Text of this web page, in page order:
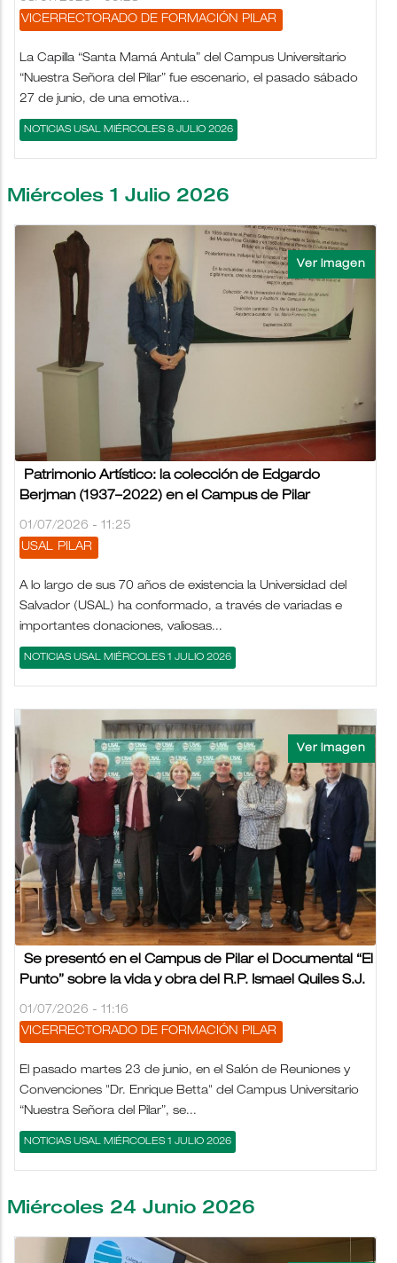
VICERRECTORADO DE FORMACIÓN PILAR
La Capilla “Santa Mamá Antula” del Campus Universitario
“Nuestra Señora del Pilar” fue escenario, el pasado sábado
27 de junio, de una emotiva...
NOTICIAS USAL MIÉRCOLES 8 JULIO 2026
Miércoles 1 Julio 2026
Patrimonio Artístico: la colección de Edgardo
Berjman (1937–2022) en el Campus de Pilar
01/07/2026 - 11:25
USAL PILAR
A lo largo de sus 70 años de existencia la Universidad del
Salvador (USAL) ha conformado, a través de variadas e
importantes donaciones, valiosas...
NOTICIAS USAL MIÉRCOLES 1 JULIO 2026
Se presentó en el Campus de Pilar el Documental “El
Punto” sobre la vida y obra del R.P. Ismael Quiles S.J.
01/07/2026 - 11:16
VICERRECTORADO DE FORMACIÓN PILAR
El pasado martes 23 de junio, en el Salón de Reuniones y
Convenciones "Dr. Enrique Betta" del Campus Universitario
“Nuestra Señora del Pilar”, se...
NOTICIAS USAL MIÉRCOLES 1 JULIO 2026
Miércoles 24 Junio 2026